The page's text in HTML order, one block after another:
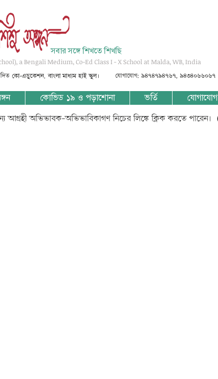
সবার সঙ্গে শিখতে শিখছি
a Bengali Medium, Co-Ed Class I - X School at Malda, WB, India
কো-এডুকেশন, বাংলা মাধ্যম হাই স্কুল। যোগাযোগ: ৯৪৭৪৭৯৪৭৬৭, ৯৪৩৪০৬৬০৬৭
কোভিড ১৯ ও পড়াশোনা ভর্তি যোগাযোগ
অভিভাবক-অভিভাবিকাগণ নিচের লিঙ্কে ক্লিক করতে পারেন।